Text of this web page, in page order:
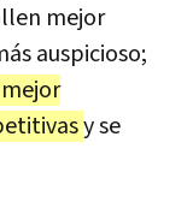
mejor
auspicioso;
y se